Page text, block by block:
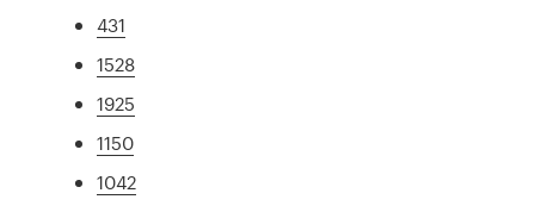
431
1528
1925
1150
1042